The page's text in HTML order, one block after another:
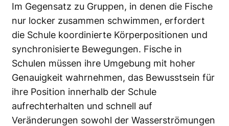
Im Gegensatz zu Gruppen, in denen die Fische
nur locker zusammen schwimmen, erfordert
die Schule koordinierte Körperpositionen und
synchronisierte Bewegungen. Fische in
Schulen müssen ihre Umgebung mit hoher
Genauigkeit wahrnehmen, das Bewusstsein für
ihre Position innerhalb der Schule
aufrechterhalten und schnell auf
Veränderungen sowohl der Wasserströmungen